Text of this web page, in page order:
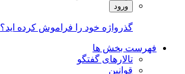
ورود
گذرواژه خود را فراموش کرده اید؟
فهرست بخش ها
تالارهای گفتگو
قوانین